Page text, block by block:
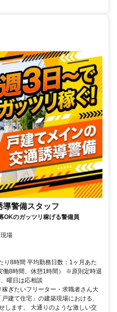
導警備スタッフ
OKのガッツリ稼げる警備員
場
り8時間 平均勤務日数：1ヶ月あた
働8時間、休憩1時間） ※原則定時退
曜日は応相談
ぎたいフリーター・求職者さん大
建て住宅」の建築現場における、
します。 大通りのような激しい交